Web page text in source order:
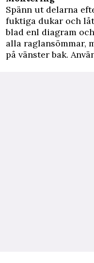
Spänn ut delarna
fuktiga dukar och
blad enl diagram
alla raglansömmar,
på vänster bak.